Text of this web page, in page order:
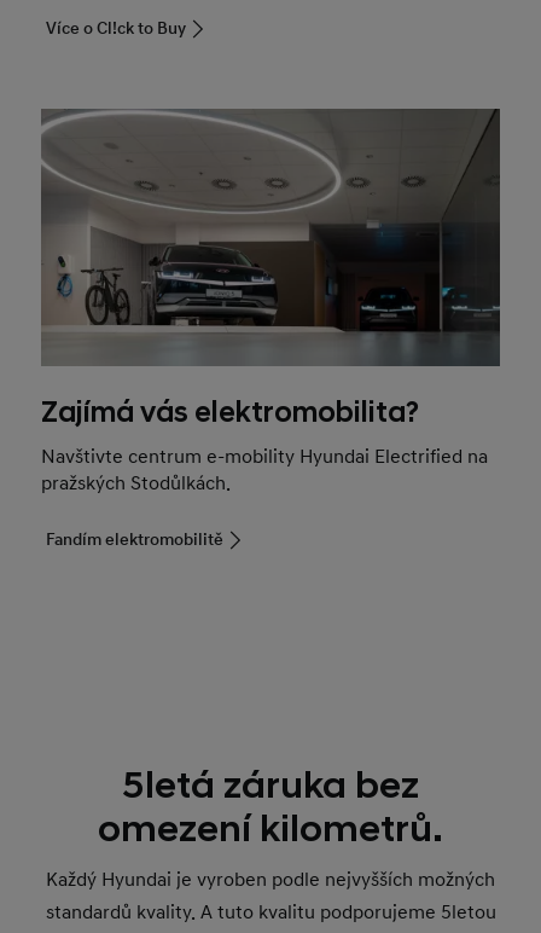
Více o Cl!ck to Buy
Zajímá vás elektromobilita?
Navštivte centrum e-mobility Hyundai Electrified na
pražských Stodůlkách.
Fandím elektromobilitě
5letá záruka bez
omezení kilometrů.
Každý Hyundai je vyroben podle nejvyšších možných
standardů kvality. A tuto kvalitu podporujeme 5letou